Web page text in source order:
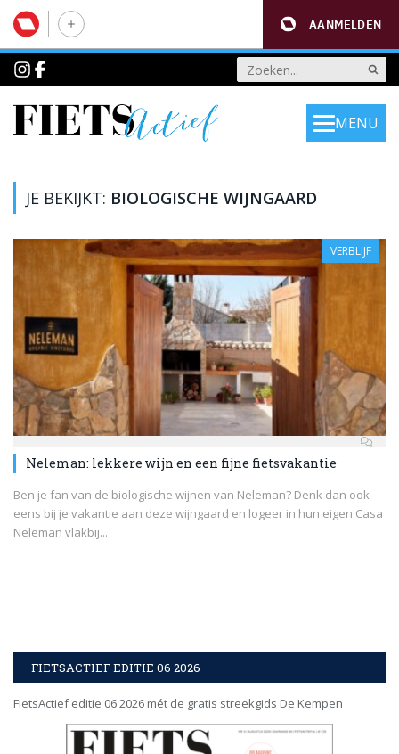
AANMELDEN
MENU
JE BEKIJKT: BIOLOGISCHE WIJNGAARD
VERBLIJF
Neleman: lekkere wijn en een fijne fietsvakantie
Ben je fan van de biologische wijnen van Neleman? Denk dan ook
eens bij je vakantie aan deze wijngaard en logeer in hun eigen Casa
Neleman vlakbij...
FIETSACTIEF EDITIE 06 2026
FietsActief editie 06 2026 mét de gratis streekgids De Kempen